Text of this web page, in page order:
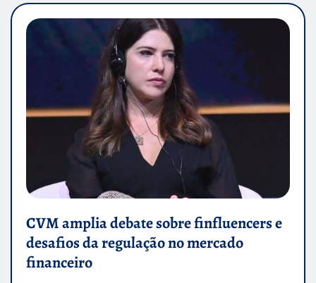
CVM amplia debate sobre finfluencers e
desafios da regulação no mercado
financeiro